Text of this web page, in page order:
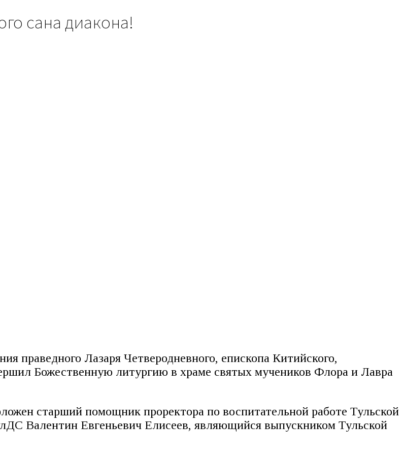
сана диакона!
праведного Лазаря Четверодневного, епископа Китийского,
Божественную литургию в храме святых мучеников Флора и Лавра
старший помощник проректора по воспитательной работе Тульской
Валентин Евгеньевич Елисеев, являющийся выпускником Тульской